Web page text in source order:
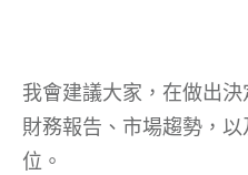
我會建議大家，在做出
財務報告、市場趨勢，
位。